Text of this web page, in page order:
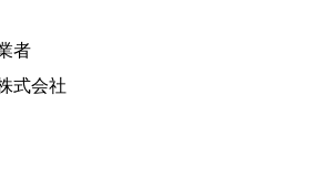
者
式会社